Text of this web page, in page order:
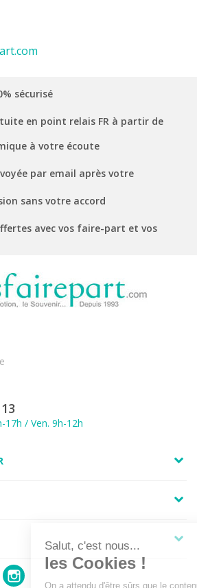
sécurisé
en point relais FR à partir de
à votre écoute
par email après votre
sans votre accord
avec vos faire-part et vos
17h / Ven. 9h-12h